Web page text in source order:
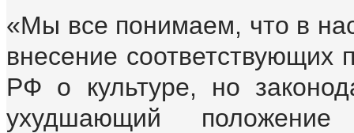
«Мы все понимаем, что в
внесение
РФ о культуре, но
ухудшающий положение